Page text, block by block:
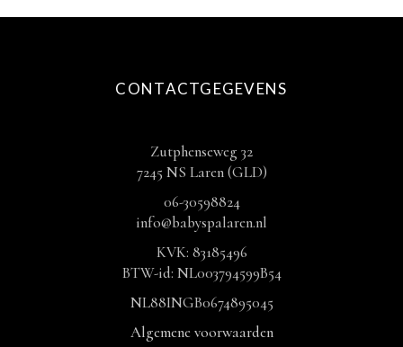
CONTACTGEGEVENS
Zutphenseweg 32
7245 NS Laren (GLD)
06-30598824
info@babyspalaren.nl
KVK: 83185496
BTW-id: NL003794599B54
NL88INGB0674895045
Algemene voorwaarden